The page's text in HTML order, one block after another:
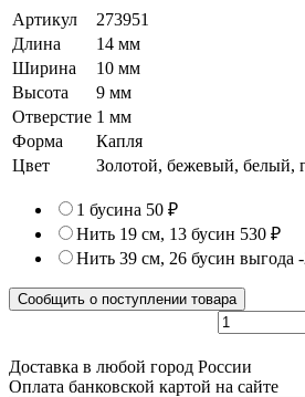
Артикул
273951
Длина
14 мм
Ширина
10 мм
Высота
9 мм
Отверстие 1 мм
Форма
Капля
Цвет
Золотой, бежевый, белый,
1 бусина 50 ₽
Нить 19 см, 13 бусин 530 ₽
Нить 39 см, 26 бусин выгода
Сообщить о поступлении товара
Доставка в любой город России
Оплата банковской картой на сайте